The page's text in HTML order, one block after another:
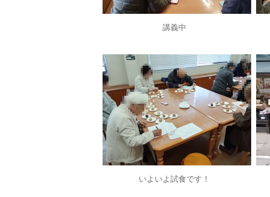
講義中
いよいよ試食です！